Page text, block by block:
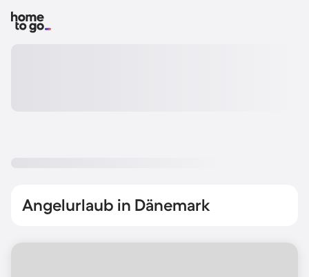
Angelurlaub in Dänemark